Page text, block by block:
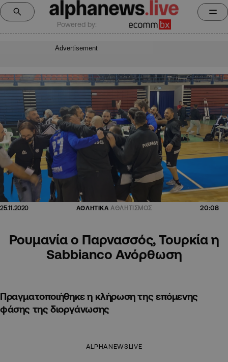
Powered by:
Advertisement
25.11.2020 ΑΘΛΗΤΙΚΑ ΑΘΛΗΤΙΣΜΟΣ 20:08
Ρουμανία ο Παρνασσός, Τουρκία η
Sabbianco Ανόρθωση
Πραγματοποιήθηκε η κλήρωση της επόμενης
φάσης της διοργάνωσης
ALPHANEWSLIVE